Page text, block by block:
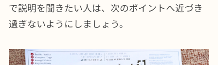
で説明を聞きたい人は、次のポイントへ近づき
過ぎないようにしましょう。